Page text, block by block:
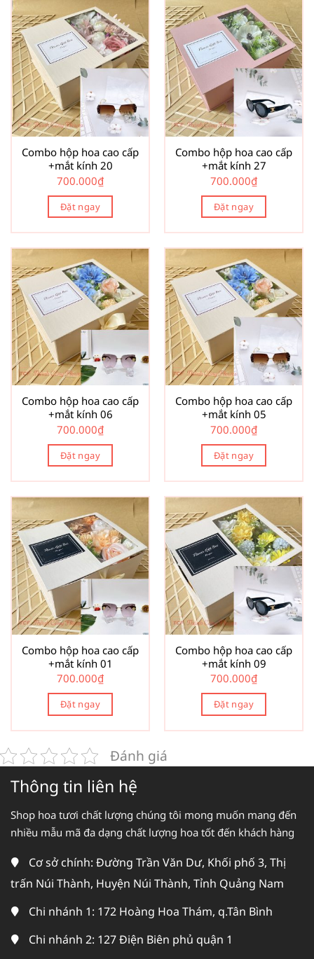
Combo hộp hoa cao cấp
+mắt kính 20
700.000₫
Đặt ngay
Combo hộp hoa cao cấp
+mắt kính 27
700.000₫
Đặt ngay
Combo hộp hoa cao cấp
+mắt kính 06
700.000₫
Đặt ngay
Combo hộp hoa cao cấp
+mắt kính 05
700.000₫
Đặt ngay
Combo hộp hoa cao cấp
+mắt kính 01
700.000₫
Đặt ngay
Combo hộp hoa cao cấp
+mắt kính 09
700.000₫
Đặt ngay
Đánh giá
Thông tin liên hệ
Shop hoa tươi chất lượng chúng tôi mong muốn mang đến
nhiều mẫu mã đa dạng chất lượng hoa tốt đến khách hàng
Cơ sở chính: Đường Trần Văn Dư, Khối phố 3, Thị
trấn Núi Thành, Huyện Núi Thành, Tỉnh Quảng Nam
Chi nhánh 1: 172 Hoàng Hoa Thám, q.Tân Bình
Chi nhánh 2: 127 Điện Biên phủ quận 1